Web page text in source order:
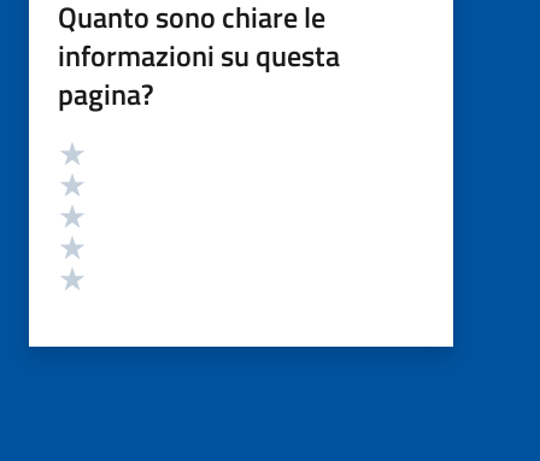
Quanto sono chiare le
informazioni su questa
pagina?
Valutazione